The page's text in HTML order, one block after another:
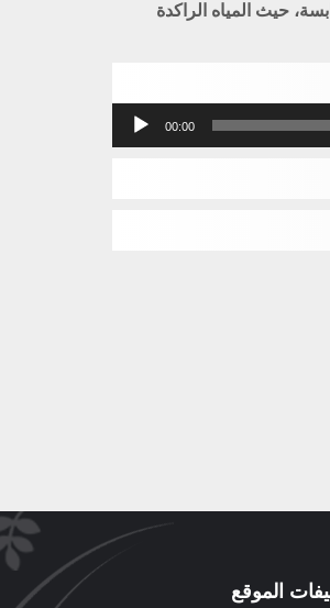
حيث المياه الراكدة
مشغل
الصوت
00:00
الموقع